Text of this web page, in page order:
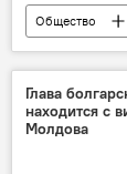
Общество
Глава
находится с
Молдова